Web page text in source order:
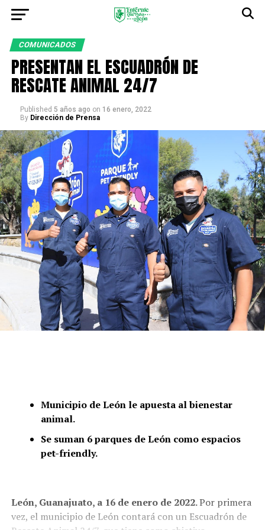
COMUNICADOS
PRESENTAN EL ESCUADRÓN DE
RESCATE ANIMAL 24/7
Published 5 años ago on 16 enero, 2022
By Dirección de Prensa
Municipio de León le apuesta al bienestar
animal.
Se suman 6 parques de León como espacios
pet-friendly.
León, Guanajuato, a 16 de enero de 2022.Por primera
vez, el municipio de León contará con un Escuadrón de